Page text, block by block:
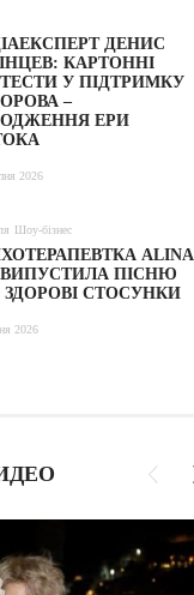
ДЕНИС
КАРТОННІ
У ПІДТРИМКУ
–
ЕРИ
2026
Шоу-бізнес
ALINA
ВИПУСТИЛА ПІСНЮ
СТОСУНКИ
2026